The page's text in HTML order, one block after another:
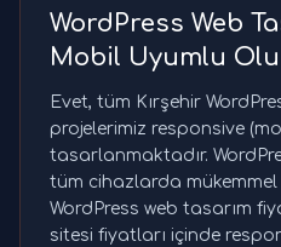
WordPress Web
Mobil Uyumlu
Evet, tüm Kırşehir
projelerimiz responsive
tasarlanmaktadır.
tüm cihazlarda
WordPress web tasarım
sitesi fiyatları içinde